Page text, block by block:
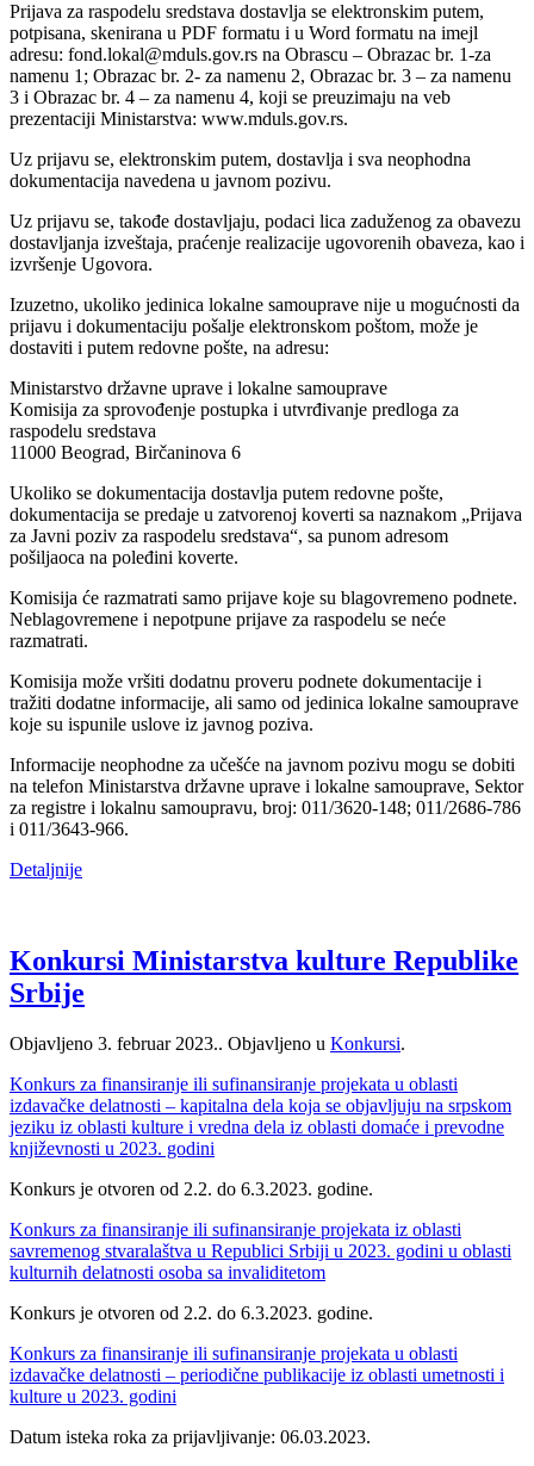
Prijava za raspodelu sredstava dostavlja se elektronskim putem,
potpisana, skenirana u PDF formatu i u Word formatu na imejl
adresu: fond.lokal@mduls.gov.rs na Obrascu – Obrazac br. 1-za
namenu 1; Obrazac br. 2- za namenu 2, Obrazac br. 3 – za namenu
3 i Obrazac br. 4 – za namenu 4, koji se preuzimaju na veb
prezentaciji Ministarstva: www.mduls.gov.rs.
Uz prijavu se, elektronskim putem, dostavlja i sva neophodna
dokumentacija navedena u javnom pozivu.
Uz prijavu se, takođe dostavljaju, podaci lica zaduženog za obavezu
dostavljanja izveštaja, praćenje realizacije ugovorenih obaveza, kao i
izvršenje Ugovora.
Izuzetno, ukoliko jedinica lokalne samouprave nije u mogućnosti da
prijavu i dokumentaciju pošalje elektronskom poštom, može je
dostaviti i putem redovne pošte, na adresu:
Ministarstvo državne uprave i lokalne samouprave
Komisija za sprovođenje postupka i utvrđivanje predloga za
raspodelu sredstava
11000 Beograd, Birčaninova 6
Ukoliko se dokumentacija dostavlja putem redovne pošte,
dokumentacija se predaje u zatvorenoj koverti sa naznakom „Prijava
za Javni poziv za raspodelu sredstava“, sa punom adresom
pošiljaoca na poleđini koverte.
Komisija će razmatrati samo prijave koje su blagovremeno podnete.
Neblagovremene i nepotpune prijave za raspodelu se neće
razmatrati.
Komisija može vršiti dodatnu proveru podnete dokumentacije i
tražiti dodatne informacije, ali samo od jedinica lokalne samouprave
koje su ispunile uslove iz javnog poziva.
Informacije neophodne za učešće na javnom pozivu mogu se dobiti
na telefon Ministarstva državne uprave i lokalne samouprave, Sektor
za registre i lokalnu samoupravu, broj: 011/3620-148; 011/2686-786
i 011/3643-966.
Detaljnije
Konkursi Ministarstva kulture Republike
Srbije
Objavljeno 3. februar 2023.. Objavljeno u Konkursi.
Konkurs za finansiranje ili sufinansiranje projekata u oblasti
izdavačke delatnosti – kapitalna dela koja se objavljuju na srpskom
jeziku iz oblasti kulture i vredna dela iz oblasti domaće i prevodne
književnosti u 2023. godini
Konkurs je otvoren od 2.2. do 6.3.2023. godine.
Konkurs za finansiranje ili sufinansiranje projekata iz oblasti
savremenog stvaralaštva u Republici Srbiji u 2023. godini u oblasti
kulturnih delatnosti osoba sa invaliditetom
Konkurs je otvoren od 2.2. do 6.3.2023. godine.
Konkurs za finansiranje ili sufinansiranje projekata u oblasti
izdavačke delatnosti – periodične publikacije iz oblasti umetnosti i
kulture u 2023. godini
Datum isteka roka za prijavljivanje: 06.03.2023.